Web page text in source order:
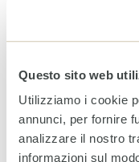
Questo sito web
Utilizziamo i cookie
annunci, per fornire
analizzare il nostro
informazioni sul
1 milione di persone
bisogno di aiuti.
di stato
aiuti materiali e
l’allarme è Lorena
[…]